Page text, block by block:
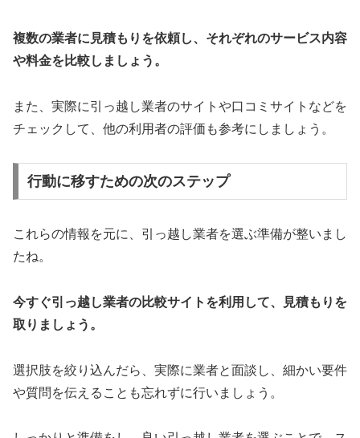
複数の業者に見積もりを依頼し、それぞれのサービス内容
や料金を比較しましょう。
また、実際に引っ越し業者のサイトや口コミサイトなどを
チェックして、他の利用者の評価も参考にしましょう。
行動に移すための次のステップ
これらの情報を元に、引っ越し業者を選ぶ準備が整いまし
たね。
今すぐ引っ越し業者の比較サイトを利用して、見積もりを
取りましょう。
選択肢を絞り込んだら、実際に業者と面談し、細かい要件
や質問を伝えることも忘れずに行いましょう。